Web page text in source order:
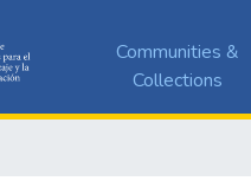
Communities &
Collections